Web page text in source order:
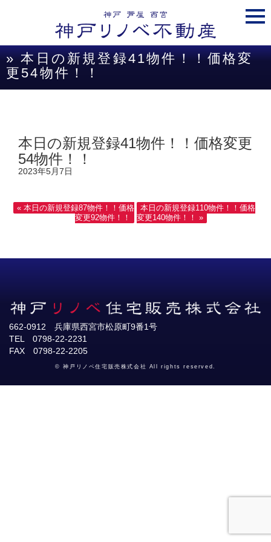
» 本日の新規登録41物件！！価格変
更54物件！！
本日の新規登録41物件！！価格変更
54物件！！
2023年5月7日
« 本日の新規登録87物件！！価格
変更92物件！！
本日の新規登録110物件！！価格
変更140物件！！ »
662-0912 兵庫県西宮市松原町9番1号
TEL 0798-22-2231
FAX 0798-22-2205
© 神戸リノベ住宅販売株式会社 All rights reserved.